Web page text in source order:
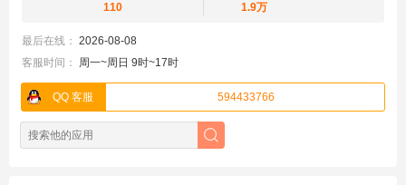
110
1.9万
最后在线： 2026-08-08
客服时间：
周一~周日 9时~17时
QQ 客服 594433766